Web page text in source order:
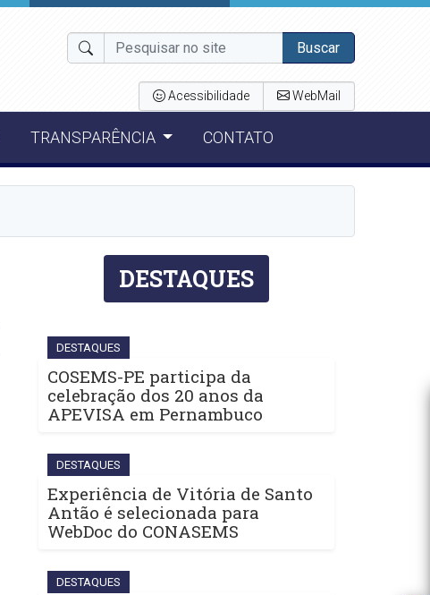
Buscar
Acessibilidade WebMail
TRANSPARÊNCIA CONTATO
DESTAQUES
DESTAQUES
COSEMS-PE participa da
celebração dos 20 anos da
APEVISA em Pernambuco
DESTAQUES
Experiência de Vitória de Santo
Antão é selecionada para
WebDoc do CONASEMS
DESTAQUES